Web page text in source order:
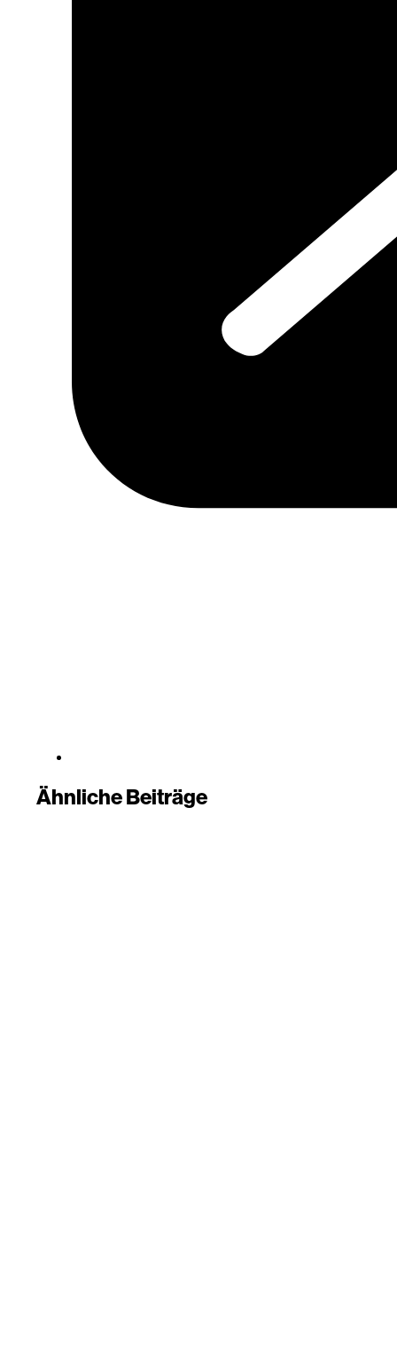
Ähnliche Beiträge